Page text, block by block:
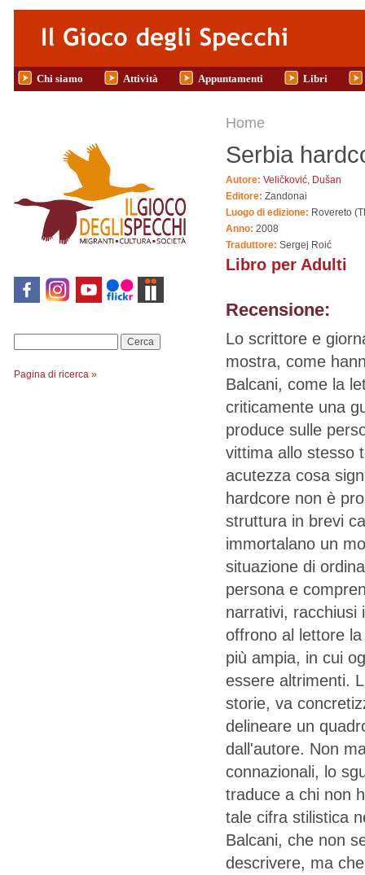
Salta al contenuto principale
Chi siamo Attività Appuntamenti Libri
Pagina di ricerca »
Tu sei qui
Home
Serbia
Autore: Veličković, Dušan
Editore: Zandonai
Luogo di edizione: Rovereto
Anno: 2008
Traduttore: Sergej Roić
Libro per Adulti
Recensione:
Lo scrittore e
mostra, come
Balcani, come la
criticamente una
produce sulle
vittima allo stesso
acutezza cosa
hardcore non è
struttura in brevi
immortalano un
situazione di
persona e
narrativi, racchiusi
offrono al lettore
più ampia, in cui
essere altrimenti.
storie, va
delineare un
dall'autore. Non
connazionali, lo
traduce a chi non
tale cifra stilistica
Balcani, che non
descrivere, ma